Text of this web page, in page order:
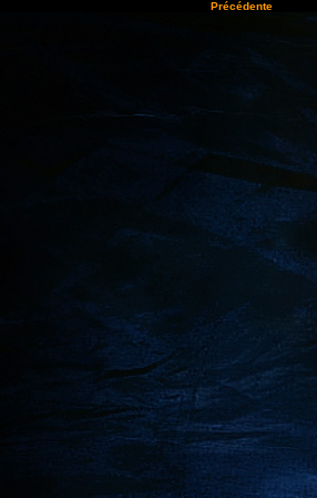
Précédente